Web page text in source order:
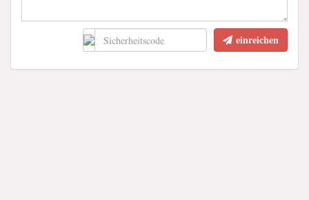
einreichen